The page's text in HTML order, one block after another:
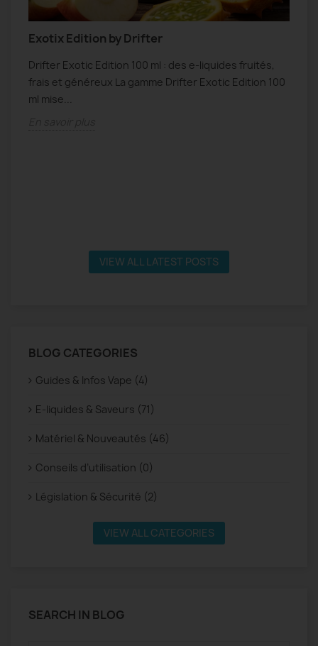
Exotix Edition by Drifter
Drifter Exotic Edition 100 ml : des e-liquides fruités,
frais et généreux La gamme Drifter Exotic Edition 100
ml mise...
VIEW ALL LATEST POSTS
BLOG CATEGORIES
Guides & Infos Vape (4)
E-liquides & Saveurs (71)
Matériel & Nouveautés (46)
Conseils d’utilisation (0)
Législation & Sécurité (2)
VIEW ALL CATEGORIES
SEARCH IN BLOG